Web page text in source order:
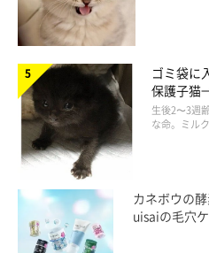
「頭は入らないけど満足そうな猫」
@nekomeyome
つくねちゃんは、今年の9月で7
ゴミ袋に
保護子
美しい黒
生後2〜3週
な命。ミル
カネボウの
uisaiの毛穴